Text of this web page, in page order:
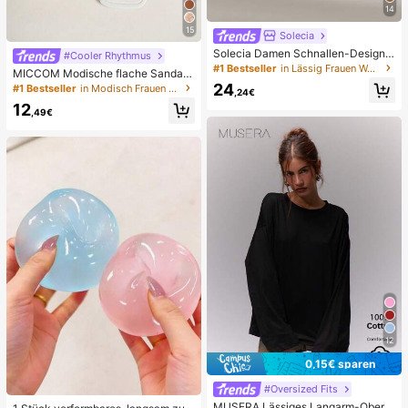
15
#Cooler Rhythmus
MICCOM Modische flache Sandale
n für Damen, quadratische Zehenp
vielseitige Damen-Flachslipper für
#1 Bestseller in Modisch Frauen Rutschen
12,49€
14
Solecia
Solecia Damen Schnallen-Design
Alltag Reise Lässig Hausschuhe
#1 Bestseller in Lässig Frauen Wohnungen
24 ,24€
12
0,15€ sparen
#Oversized Fits